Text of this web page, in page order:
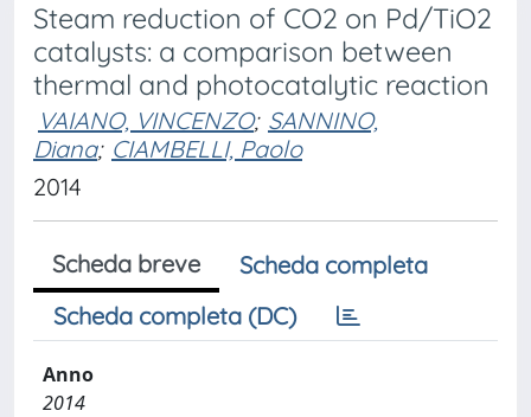
Steam reduction of CO2 on Pd/TiO2
catalysts: a comparison between
thermal and photocatalytic reaction
VAIANO, VINCENZO; SANNINO,
Diana; CIAMBELLI, Paolo
2014
Scheda breve
Scheda completa
Scheda completa (DC)
Anno
2014